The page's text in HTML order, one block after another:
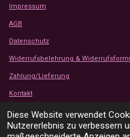
Diese Website verwendet
Nutzererlebnis zu verbessern
Impressum
AGB
Datenschutz
Widerrufsbelehrung &
Zahlung/Lieferung
Kontakt
Kundenbewertungen
© 2024 - 2026 Tanjas Stoffe Shop
Mit Unterstützung von Webador